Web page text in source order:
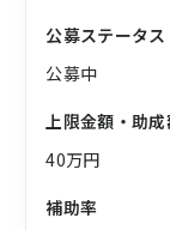
公募ステータス
公募中
上限金額・助成
40万円
補助率